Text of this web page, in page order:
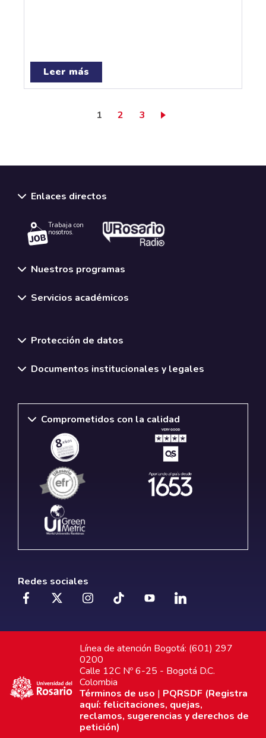
Leer más
Página actual
1 Page
2 Page
3
Enlaces directos
Trabaja con
nosotros.
Nuestros programas
Servicios académicos
Protección de datos
Documentos institucionales y legales
Comprometidos con la calidad
Redes sociales
Línea de atención Bogotá: (601) 297
0200
Calle 12C Nº 6-25 - Bogotá D.C.
Colombia
Términos de uso | PQRSDF (Registra
aquí: felicitaciones, quejas,
reclamos, sugerencias y derechos de
petición)